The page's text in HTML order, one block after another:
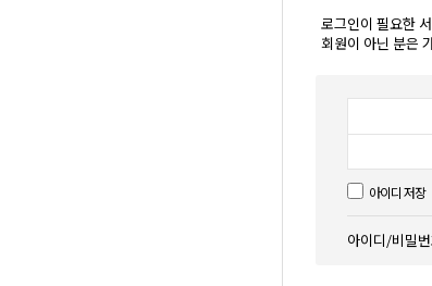
로그인이 필요한
회원이 아닌 분은
아이디 저장
아이디/비밀